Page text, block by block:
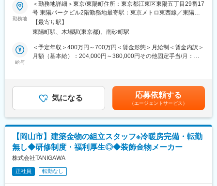
・土曜日は隔週で出勤いただきますが、日曜日、祝日は基本的に
お休みです。（土曜日出勤の分は振替休日を取得いただきます。
繰り越しも可能なため長期休暇にする方もいます。）
・担当エリアは基本的に名古屋から西です。
※2か月に一度会社負担で一時帰宅が可能です。
製鉄所：新日本製鉄・住友金属工業・JFEスチールなど
■当社について
・当社の製鉄プラント・火力発電所で使用されるベルトコンベヤ
は国内シェアトップクラスを誇っています。国家プロジェクトに
も多く参入しており、復興事業などにも納入済みです。
・大手ゼネコンや大手商社との取引および施工実績が多数ござい
ます。
・当社の立体駐車場は日本全国のランドマーク施設に導入されて
■業務内容
立体駐車場の施工管理をお任せします。
入社後まずは現場で流れを学んでいただきます。基本的に現場は
並行せず、1現場のみです。将来的に内勤業務もお任せします。
＜詳細＞
・機械式駐車装置の現地組立・試運転・現地工事の工程管理と進
・鉄骨建方・仮設・機器据付工事の注文仕様書の作成、発注・検
・現地直送品明細リスト、発送計画書の作成、顧客支給品の受
■組織構成
・人員構成：8名
・平均年齢47歳です。20代から50代、嘱託再雇用の方まで幅広く
在籍しています。
■就業環境
勤務地
＜勤務地詳細＞東京/東陽町住所：東京都江東区東陽五丁目29番17
号 東陽パークビル2階勤務地最寄駅：東京メトロ東西線／東陽町
駅受動喫煙対策：屋内喫煙可能場所あり変更の範囲：会社の定め
る事業所
【最寄り駅】
東陽町駅、木場駅(東京都)、南砂町駅
給与
＜予定年収＞400万円～700万円＜賃金形態＞月給制＜賃金内訳＞
月額（基本給）：204,000円～380,000円その他固定手当/月：
給食手当（食事補助手当として1日400円、勤務日数に応じて支
給）・残業手当（1分単位で支給）■昇給：年1回■賞与：年2回
（前期実績4.0ヵ月）賃金はあくまでも目安の金額であり、選考を
通じて上下する可能性があります。月給(月額)は固定手当を含めた
表記です。
気になる 応募依頼する
（エージェントサービス）
【岡山市】建築金物の組立スタッフ※冷暖房完備・転勤
無し◆研修制度・福利厚生◎◆装飾金物メーカー
株式会社TANIGAWA
正社員 転勤なし